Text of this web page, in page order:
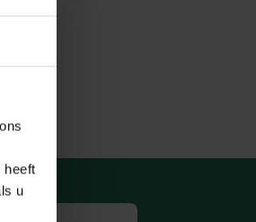
heeft
u